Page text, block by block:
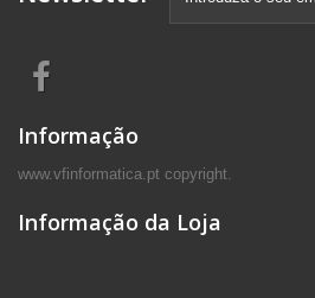
Informação
www.vfinformatica.pt copyright.
Informação da Loja